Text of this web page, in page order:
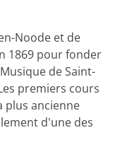
Noode et de
1869 pour fonder
de Saint-
premiers cours
plus ancienne
d'une des